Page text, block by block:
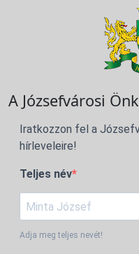
A Józsefvárosi
Iratkozzon fel a
hírleveleire!
Teljes név
Adja meg teljes nevét!